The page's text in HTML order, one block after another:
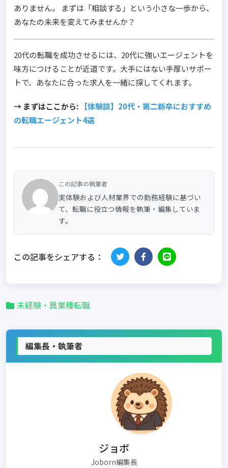
ありません。 まずは「相談する」という小さな一歩から、
あなたの未来を変えてみませんか？
20代の転職を成功させるには、20代に強いエージェントを
味方につけることが近道です。大手にはない手厚いサポー
トで、あなたに合った求人を一緒に探してくれます。
→ まずはここから:
【体験談】20代・第二新卒におすすめ
の転職エージェント4選
この記事の執筆者
実体験および人材業界での勤務経験に基づい
て、転職に役立つ情報を執筆・編集していま
す。
この記事をシェアする：
未経験・異業種転職
編集長・執筆者
ジョボ
Joborn編集長